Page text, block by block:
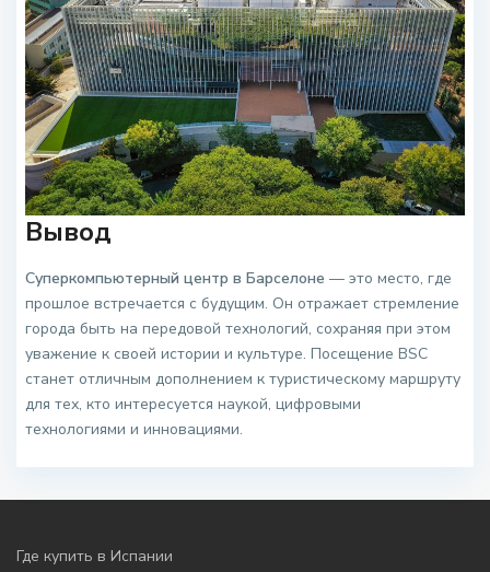
Вывод
Суперкомпьютерный центр в Барселоне — это место, где
прошлое встречается с будущим. Он отражает стремление
города быть на передовой технологий, сохраняя при этом
уважение к своей истории и культуре. Посещение BSC
станет отличным дополнением к туристическому маршруту
для тех, кто интересуется наукой, цифровыми
технологиями и инновациями.
Где купить в Испании